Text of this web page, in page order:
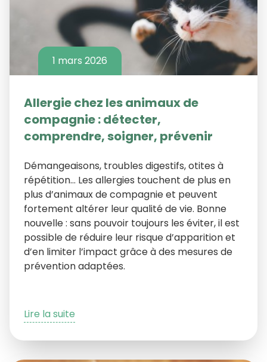
1 mars 2026
Allergie chez les animaux de
compagnie : détecter,
comprendre, soigner, prévenir
Démangeaisons, troubles digestifs, otites à
répétition… Les allergies touchent de plus en
plus d’animaux de compagnie et peuvent
fortement altérer leur qualité de vie. Bonne
nouvelle : sans pouvoir toujours les éviter, il est
possible de réduire leur risque d’apparition et
d’en limiter l’impact grâce à des mesures de
prévention adaptées.
Lire la suite